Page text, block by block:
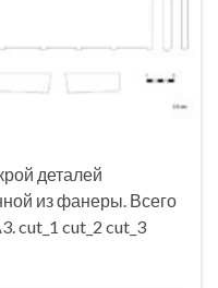
деталей
из фанеры. Всего
cut_1 cut_2 cut_3